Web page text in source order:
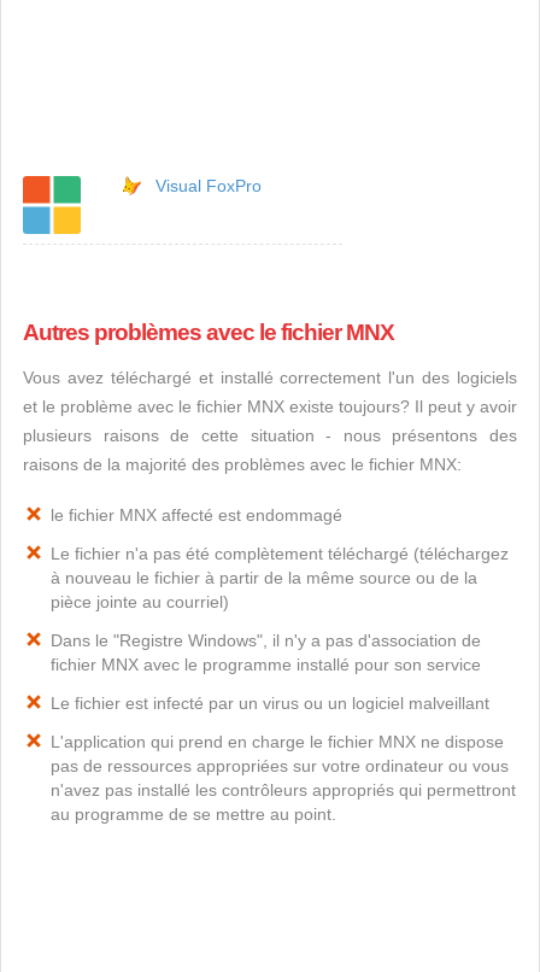
Visual FoxPro
Autres problèmes avec le fichier MNX
Vous avez téléchargé et installé correctement l'un des logiciels
et le problème avec le fichier MNX existe toujours? Il peut y avoir
plusieurs raisons de cette situation - nous présentons des
raisons de la majorité des problèmes avec le fichier MNX:
le fichier MNX affecté est endommagé
Le fichier n'a pas été complètement téléchargé (téléchargez
à nouveau le fichier à partir de la même source ou de la
pièce jointe au courriel)
Dans le "Registre Windows", il n'y a pas d'association de
fichier MNX avec le programme installé pour son service
Le fichier est infecté par un virus ou un logiciel malveillant
L'application qui prend en charge le fichier MNX ne dispose
pas de ressources appropriées sur votre ordinateur ou vous
n'avez pas installé les contrôleurs appropriés qui permettront
au programme de se mettre au point.